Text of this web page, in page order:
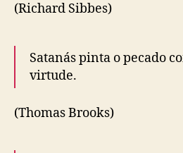
(Richard Sibbes)
Satanás pinta o pecado
virtude.
(Thomas Brooks)